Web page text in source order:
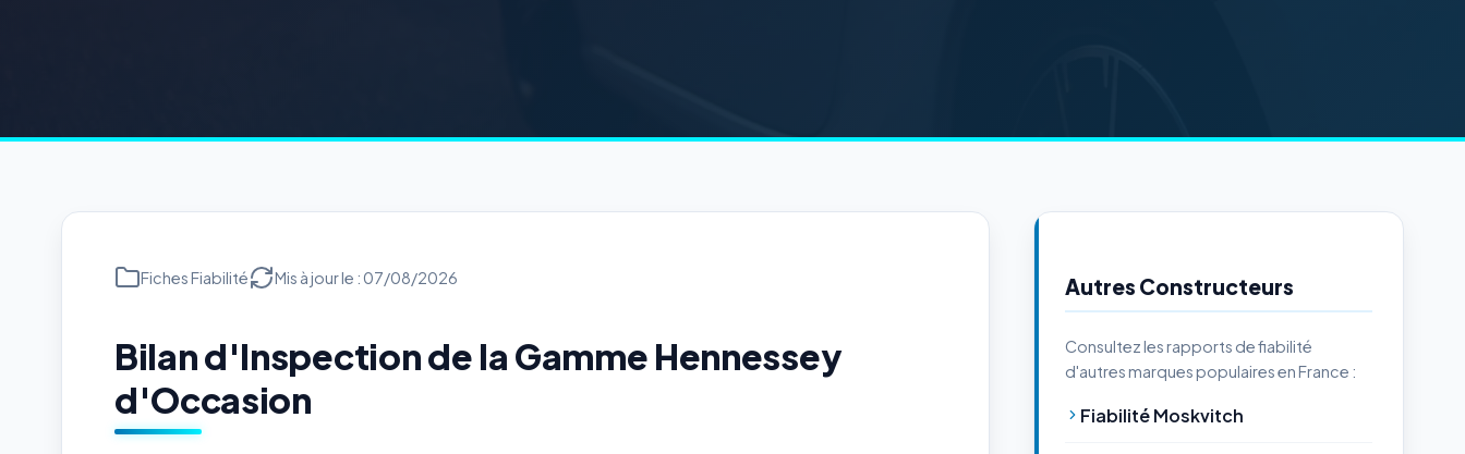
Fiches Fiabilité Mis à jour le : 07/08/2026
Bilan d'Inspection de la Gamme Hennessey
d'Occasion
Autres Constructeurs
Consultez les rapports de fiabilité
d'autres marques populaires en France :
Fiabilité Moskvitch